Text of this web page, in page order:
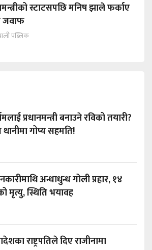
स्टाटसपछि मनिष झाले फर्काए
जवाफ
पब्लिक
प्रधानमन्त्री बनाउने रविको तयारी?
गोप्य सहमति!
अन्धाधुन्ध गोली प्रहार, १४
मृत्यु, स्थिति भयावह
राष्ट्रपतिले दिए राजीनामा